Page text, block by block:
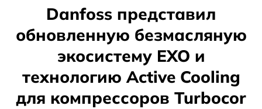
Danfoss представил
обновленную безмасляную
экосистему EXO и
технологию Active Cooling
для компрессоров Turbocor